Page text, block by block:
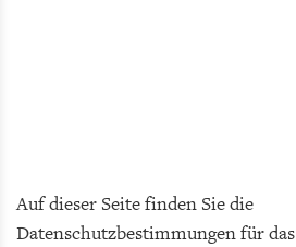
Auf dieser Seite finden Sie die
Datenschutzbestimmungen für das